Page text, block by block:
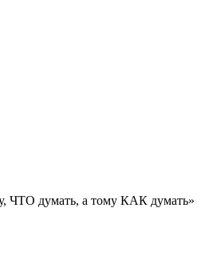
ЧТО думать, а тому КАК думать»